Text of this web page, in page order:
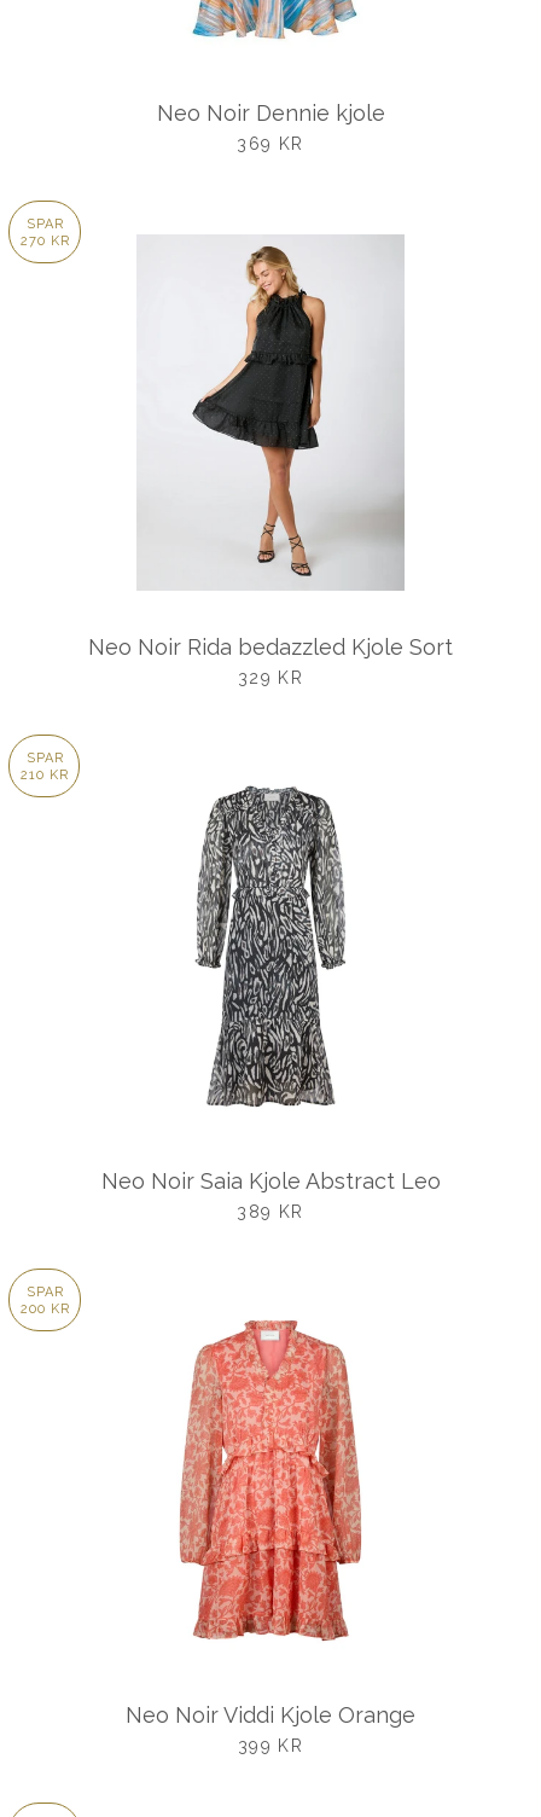
Neo Noir Dennie kjole
UDSALGSPRIS
369 KR
SPAR
270 KR
Neo Noir Rida bedazzled Kjole Sort
UDSALGSPRIS
329 KR
SPAR
210 KR
Neo Noir Saia Kjole Abstract Leo
UDSALGSPRIS
389 KR
SPAR
200 KR
Neo Noir Viddi Kjole Orange
UDSALGSPRIS
399 KR